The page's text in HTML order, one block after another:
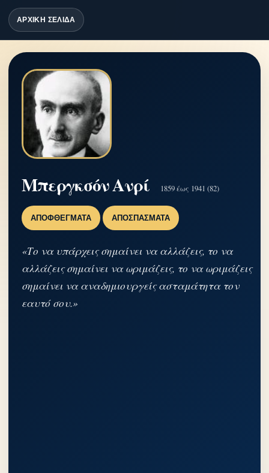
ΑΡΧΙΚΗ ΣΕΛΙΔΑ
Μπεργκσόν Ανρί 1859 έως 1941 (82)
ΑΠΟΦΘΈΓΜΑΤΑ ΑΠΟΣΠΆΣΜΑΤΑ
«Το να υπάρχεις σημαίνει να αλλάζεις, το να
αλλάζεις σημαίνει να ωριμάζεις, το να ωριμάζεις
σημαίνει να αναδημιουργείς ασταμάτητα τον
εαυτό σου.»